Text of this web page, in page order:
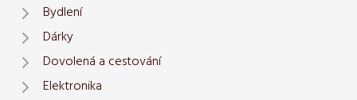
Bydlení
Dárky
Dovolená a cestování
Elektronika